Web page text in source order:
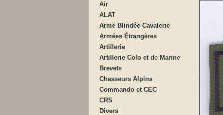
Air
ALAT
Arme Blindée Cavalerie
Armées Étrangères
Artillerie
Artillerie Colo et de Marine
Brevets
Chasseurs Alpins
Commando et CEC
CRS
Divers